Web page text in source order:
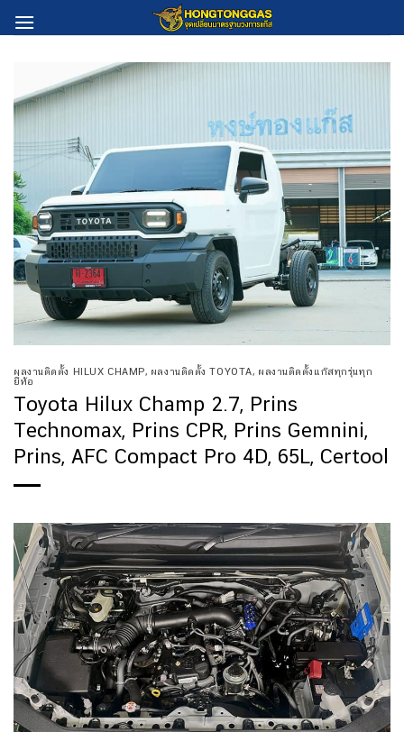
to
ผลงานติดตั้ง HILUX CHAMP, ผลงานติดตั้ง TOYOTA, ผลงานติดตั้งแก๊สทุกรุ่นทุก
ยี่ห้อ
Toyota Hilux Champ 2.7, Prins
Technomax, Prins CPR, Prins Gemnini,
Prins, AFC Compact Pro 4D, 65L, Certool